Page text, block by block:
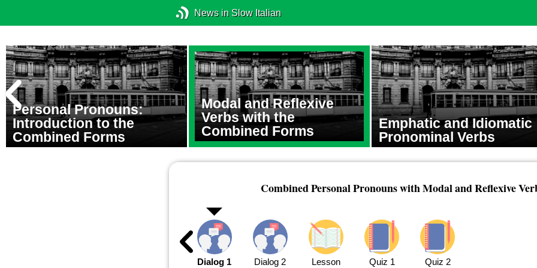
News in Slow Italian
Personal Pronouns:
Introduction to the
Combined Forms
Modal and Reflexive
Verbs with the
Combined Forms
Emphatic and Idiomatic
Pronominal Verbs
Combined Personal Pronouns with Modal and Reflexive
Dialog 1 Dialog 2 Lesson Quiz 1 Quiz 2